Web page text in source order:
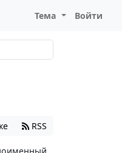
Тема Войти
RSS